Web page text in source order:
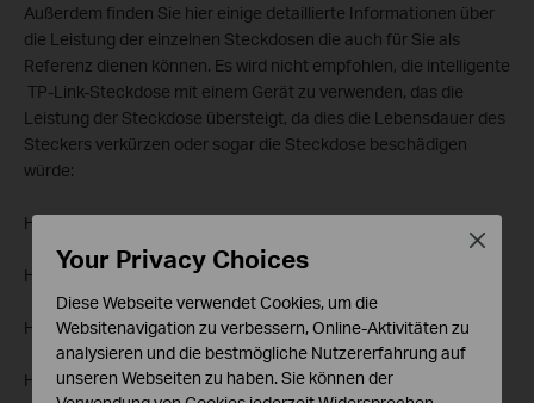
Außerdem finden Sie hier einige detaillierte Informationen über
die Leistung der einzelnen Steckdosen die auch für Sie als
Referenz dienen können. Es wird nicht empfohlen, die intelligente
TP-Link-Steckdose mit einem Gerät zu verwenden, das die
Leistung der Steckdose übersteigt, da dies die Lebensdauer des
Steckers verkürzen oder sogar die Steckdose beschädigen
würde:
HS100/110(US): 1/2HP
HS100/110(EU/FR/UK): 1HP
HS100/110(AU): 1/3HP
HS103: 1/2 HP
Your Privacy Choices
Diese Webseite verwendet Cookies, um die
Websitenavigation zu verbessern, Online-Aktivitäten zu
analysieren und die bestmögliche Nutzererfahrung auf
unseren Webseiten zu haben. Sie können der
Close